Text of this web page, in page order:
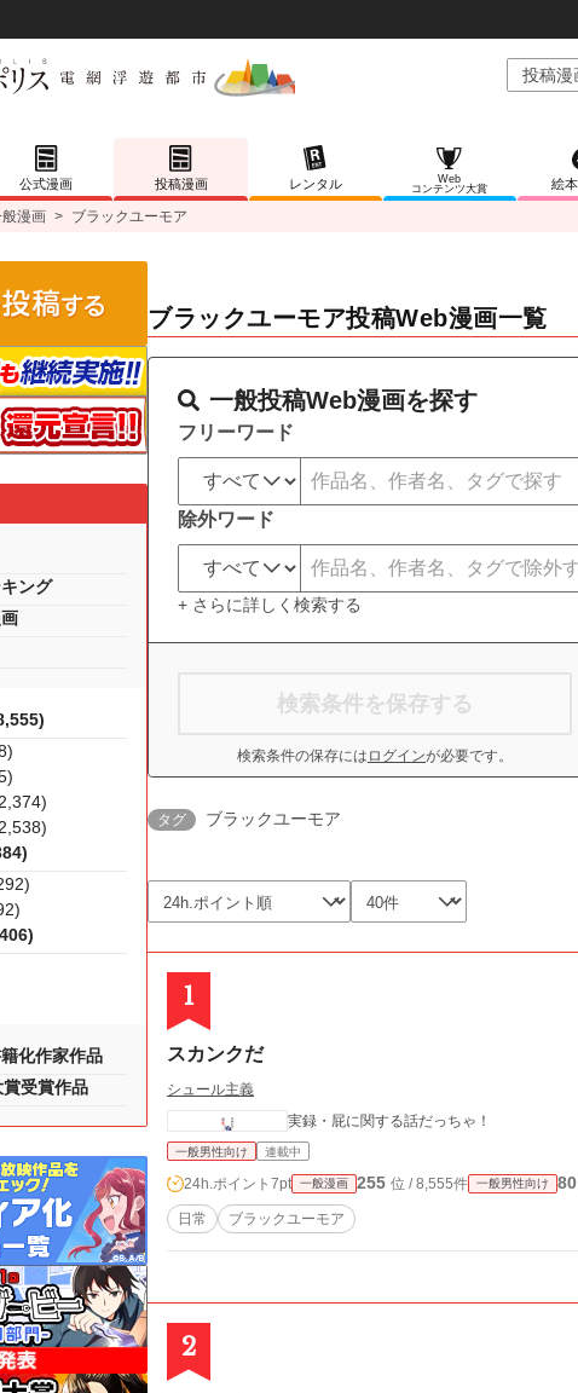
公式漫画 投稿漫画 レンタル
Web
コンテンツ大賞
絵
漫画 > ブラックユーモア
ブラックユーモア投稿Web漫画一覧
一般投稿Web漫画を探す
フリーワード
除外ワード
+ さらに詳しく検索する
検索条件を保存する
検索条件の保存には ログインが必要です。
タグ ブラックユーモア
1
スカンクだ
シュール主義
実録・屁に関する話だっちゃ！
一般男性向け 連載中
24h.ポイント 7pt 一般漫画 255 位 / 8,555件 一般男性向け 80
日常 ブラックユーモア
2
ング
化作家作品
受賞作品